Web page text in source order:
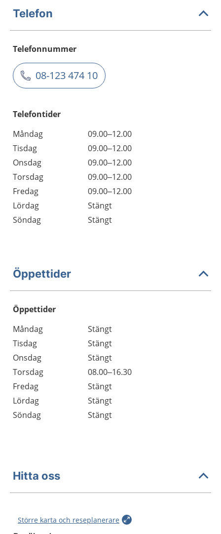
Telefon
Telefonnummer
08-123 474 10
Telefontider
Måndag
09.00–12.00
Tisdag
09.00–12.00
Onsdag
09.00–12.00
Torsdag
09.00–12.00
Fredag
09.00–12.00
Lördag
Stängt
Söndag
Stängt
Öppettider
Öppettider
Dag
Öppettider
Kommentarer
Måndag
Stängt
Tisdag
Stängt
Onsdag
Stängt
Torsdag
08.00–16.30
Fredag
Stängt
Lördag
Stängt
Söndag
Stängt
Hitta oss
Större karta och reseplanerare